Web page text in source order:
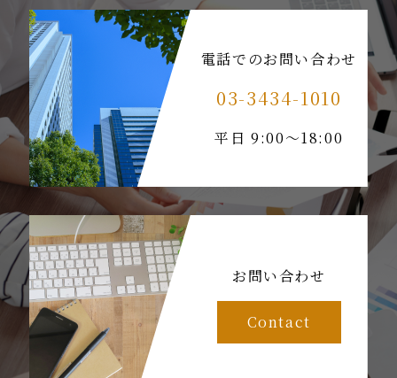
電話でのお問い合わせ
03-3434-1010
平日 9:00～18:00
お問い合わせ
Contact